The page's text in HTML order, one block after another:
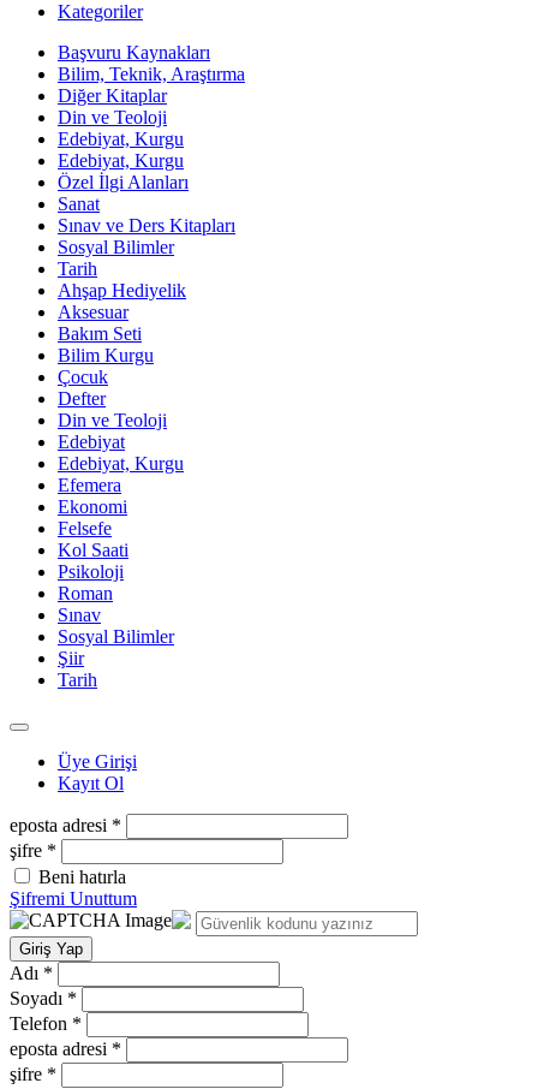
Kategoriler
Başvuru Kaynakları
Bilim, Teknik, Araştırma
Diğer Kitaplar
Din ve Teoloji
Edebiyat, Kurgu
Edebiyat, Kurgu
Özel İlgi Alanları
Sanat
Sınav ve Ders Kitapları
Sosyal Bilimler
Tarih
Ahşap Hediyelik
Aksesuar
Bakım Seti
Bilim Kurgu
Çocuk
Defter
Din ve Teoloji
Edebiyat
Edebiyat, Kurgu
Efemera
Ekonomi
Felsefe
Kol Saati
Psikoloji
Roman
Sınav
Sosyal Bilimler
Şiir
Tarih
Üye Girişi
Kayıt Ol
eposta adresi *
şifre *
Beni hatırla
Şifremi Unuttum
Giriş Yap
Adı *
Soyadı *
Telefon *
eposta adresi *
şifre *